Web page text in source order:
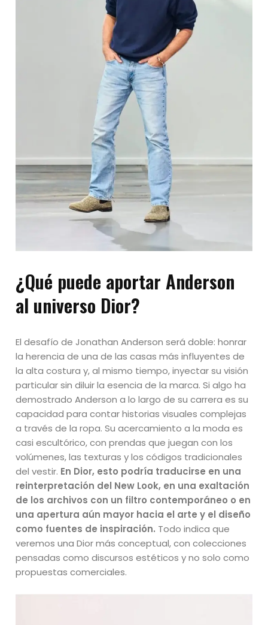
¿Qué puede aportar Anderson
al universo Dior?
El desafío de Jonathan Anderson será doble: honrar
la herencia de una de las casas más influyentes de
la alta costura y, al mismo tiempo, inyectar su visión
particular sin diluir la esencia de la marca. Si algo ha
demostrado Anderson a lo largo de su carrera es su
capacidad para contar historias visuales complejas
a través de la ropa. Su acercamiento a la moda es
casi escultórico, con prendas que juegan con los
volúmenes, las texturas y los códigos tradicionales
del vestir. En Dior, esto podría traducirse en una
reinterpretación del New Look, en una exaltación
de los archivos con un filtro contemporáneo o en
una apertura aún mayor hacia el arte y el diseño
como fuentes de inspiración. Todo indica que
veremos una Dior más conceptual, con colecciones
pensadas como discursos estéticos y no solo como
propuestas comerciales.